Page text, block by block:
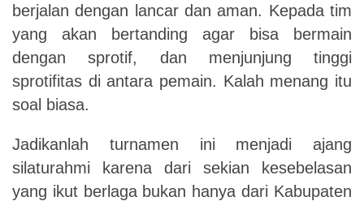
berjalan dengan lancar dan aman. Kepada tim
yang akan bertanding agar bisa bermain
dengan sprotif, dan menjunjung tinggi
sprotifitas di antara pemain. Kalah menang itu
soal biasa.
Jadikanlah turnamen ini menjadi ajang
silaturahmi karena dari sekian kesebelasan
yang ikut berlaga bukan hanya dari Kabupaten